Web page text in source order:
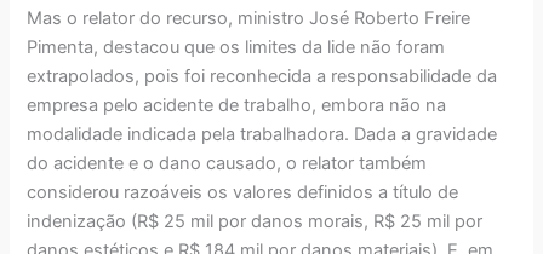
Mas o relator do recurso, ministro José Roberto Freire
Pimenta, destacou que os limites da lide não foram
extrapolados, pois foi reconhecida a responsabilidade da
empresa pelo acidente de trabalho, embora não na
modalidade indicada pela trabalhadora. Dada a gravidade
do acidente e o dano causado, o relator também
considerou razoáveis os valores definidos a título de
indenização (R$ 25 mil por danos morais, R$ 25 mil por